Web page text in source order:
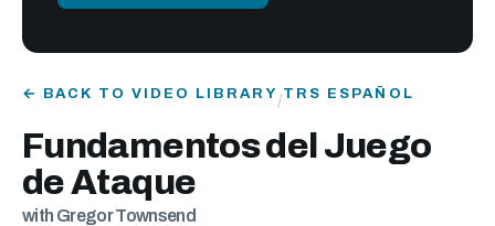
← BACK TO VIDEO LIBRARY /TRS ESPAÑOL
Fundamentos del Juego
de Ataque
with Gregor Townsend